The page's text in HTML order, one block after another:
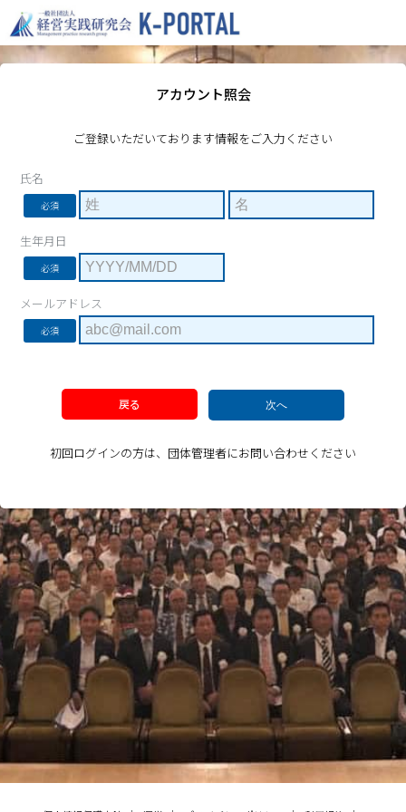
アカウント照会
ご登録いただいております情報をご入力ください
氏名
必須
生年月日
必須
メールアドレス
必須
戻る 次へ
初回ログインの方は、団体管理者にお問い合わせください